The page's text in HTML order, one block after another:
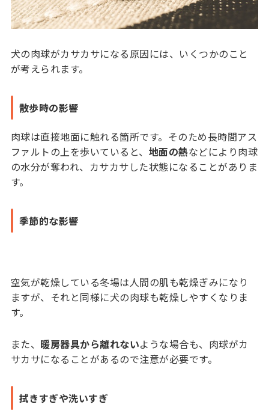
犬の肉球がカサカサになる原因には、いくつかのこと
が考えられます。
散歩時の影響
肉球は直接地面に触れる箇所です。そのため長時間アス
ファルトの上を歩いていると、 地面の熱などにより肉球
の水分が奪われ、カサカサした状態になることがありま
す。
季節的な影響
空気が乾燥している冬場は人間の肌も乾燥ぎみになり
ますが、それと同様に犬の肉球も乾燥しやすくなりま
す。
また、 暖房器具から離れないような場合も、肉球がカ
サカサになることがあるので注意が必要です。
拭きすぎや洗いすぎ